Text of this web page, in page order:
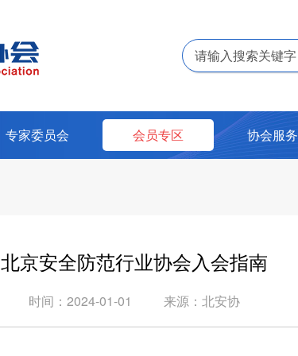
专家委员会 会员专区 协会服务
北京安全防范行业协会入会指南
时间：2024-01-01 来源：北安协